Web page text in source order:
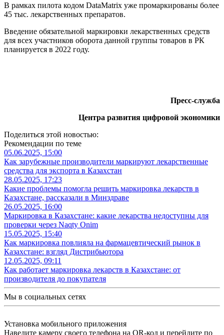
В рамках пилота кодом DataMatrix уже промаркированы более
45 тыс. лекарственных препаратов.
Введение обязательной маркировки лекарственных средств
для всех участников оборота данной группы товаров в РК
планируется в 2022 году.
Пресс-служба
Центра развития цифровой экономики
Поделиться этой новостью:
Рекомендации по теме
05.06.2025, 15:00
Как зарубежные производители маркируют лекарственные
средства для экспорта в Казахстан
28.05.2025, 17:23
Какие проблемы помогла решить маркировка лекарств в
Казахстане, рассказали в Минздраве
26.05.2025, 16:00
Маркировка в Казахстане: какие лекарства недоступны для
проверки через Naqty Onim
15.05.2025, 15:40
Как маркировка повлияла на фармацевтический рынок в
Казахстане: взгляд Дистрибьютора
12.05.2025, 09:11
Как работает маркировка лекарств в Казахстане: от
производителя до покупателя
Мы в социальных сетях
Установка мобильного приложения
Наведите камеру своего телефона на QR-код и перейдите по